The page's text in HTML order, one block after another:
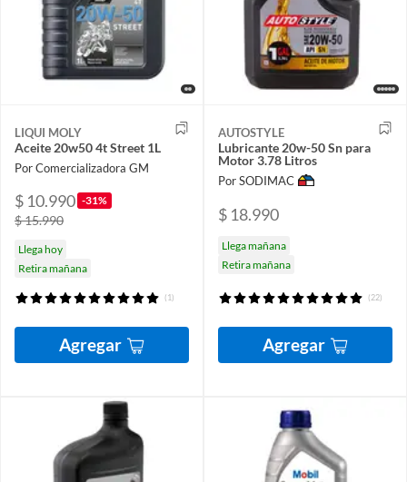
LIQUI MOLY
Aceite 20w50 4t Street 1L
Por Comercializadora GM
$ 10.990 -31%
$ 15.990
Llega hoy
Retira mañana
(1)
Agregar
AUTOSTYLE
Lubricante 20w-50 Sn para
Motor 3.78 Litros
Por SODIMAC
$ 18.990
Llega mañana
Retira mañana
(22)
Agregar